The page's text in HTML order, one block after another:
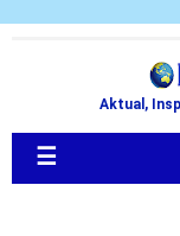
Aktual,
☰